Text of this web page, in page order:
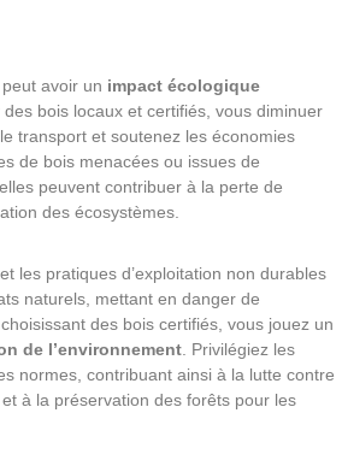
avoir un impact écologique
bois locaux et certifiés, vous diminuer
transport et soutenez les économies
de bois menacées ou issues de
peuvent contribuer à la perte de
des écosystèmes.
les pratiques d’exploitation non durables
naturels, mettant en danger de
des bois certifiés, vous jouez un
de l’environnement. Privilégiez les
normes, contribuant ainsi à la lutte contre
à la préservation des forêts pour les